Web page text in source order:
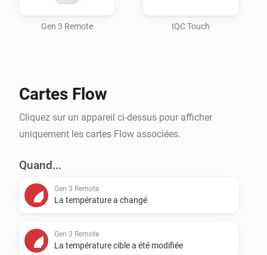
Gen 3 Remote IQC Touch
Cartes Flow
Cliquez sur un appareil ci-dessus pour afficher
uniquement les cartes Flow associées.
Quand...
Gen 3 Remote
La température a changé
Gen 3 Remote
La température cible a été modifiée